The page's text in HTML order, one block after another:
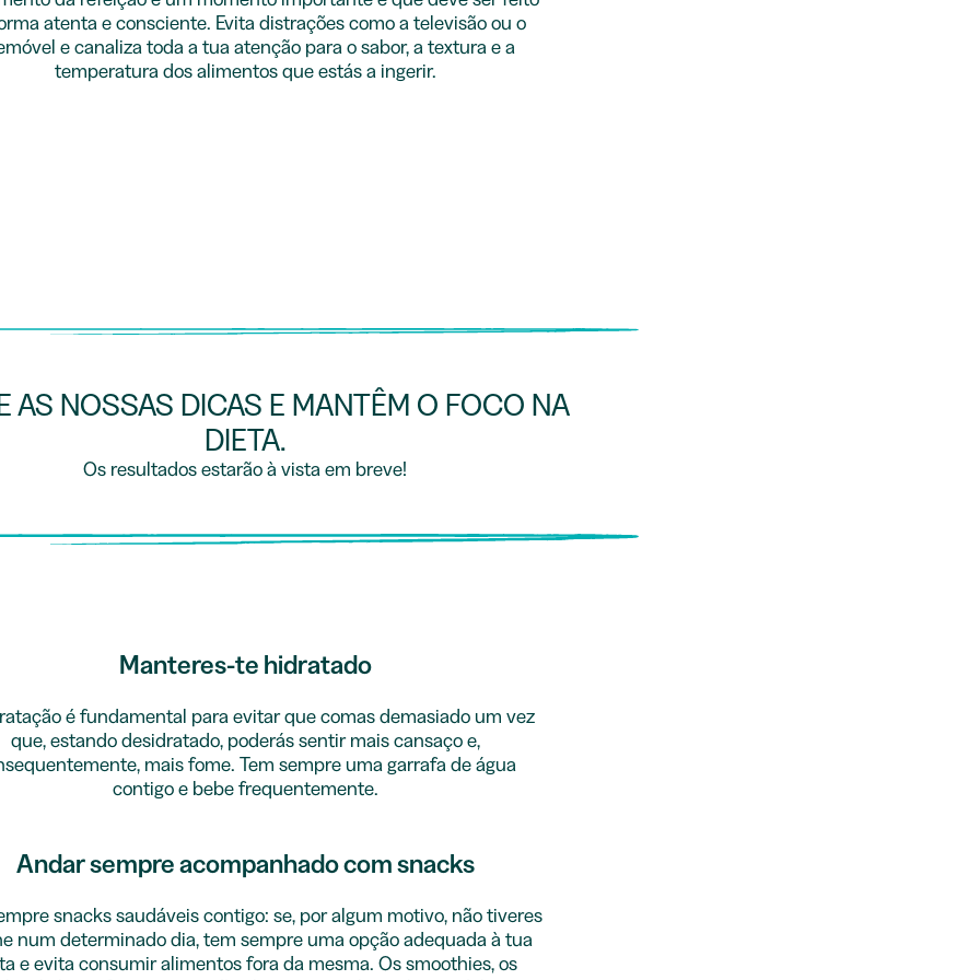
atenta e consciente. Evita distrações como a televisão ou o
e canaliza toda a tua atenção para o sabor, a textura e a
temperatura dos alimentos que estás a ingerir.
AS NOSSAS DICAS E MANTÊM O FOCO NA
DIETA.
Os resultados estarão à vista em breve!
Manteres-te hidratado
é fundamental para evitar que comas demasiado um vez
que, estando desidratado, poderás sentir mais cansaço e,
mais fome. Tem sempre uma garrafa de água
contigo e bebe frequentemente.
Andar sempre acompanhado com snacks
snacks saudáveis contigo: se, por algum motivo, não tiveres
num determinado dia, tem sempre uma opção adequada à tua
e evita consumir alimentos fora da mesma. Os smoothies, os